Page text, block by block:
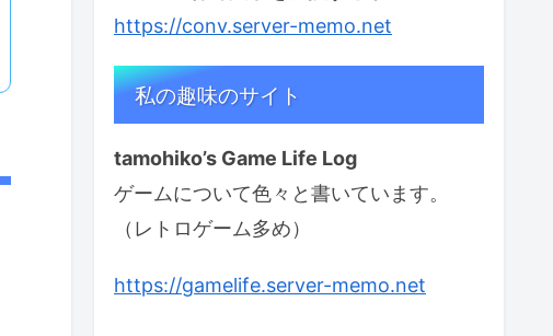
https://conv.server-memo.net
私の趣味のサイト
tamohiko’s Game Life Log
ゲームについて色々と書いています。
（レトロゲーム多め）
https://gamelife.server-memo.net